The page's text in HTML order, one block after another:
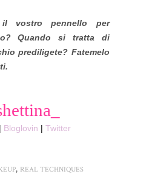
vostro pennello per
Quando si tratta di
prediligete? Fatemelo
| Bloglovin |Twitter
, REAL TECHNIQUES